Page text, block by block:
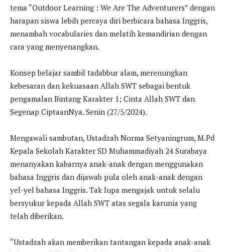
tema “Outdoor Learning : We Are The Adventurers” dengan
harapan siswa lebih percaya diri berbicara bahasa Inggris,
menambah vocabularies dan melatih kemandirian dengan
cara yang menyenangkan.
Konsep belajar sambil tadabbur alam, merenungkan
kebesaran dan kekuasaan Allah SWT sebagai bentuk
pengamalan Bintang Karakter 1; Cinta Allah SWT dan
Segenap CiptaanNya. Senin (27/5/2024).
Mengawali sambutan, Ustadzah Norma Setyaningrum, M.Pd
Kepala Sekolah Karakter SD Muhammadiyah 24 Surabaya
menanyakan kabarnya anak-anak dengan menggunakan
bahasa Inggris dan dijawab pula oleh anak-anak dengan
yel-yel bahasa Inggris. Tak lupa mengajak untuk selalu
bersyukur kepada Allah SWT atas segala karunia yang
telah diberikan.
“Ustadzah akan memberikan tantangan kepada anak-anak